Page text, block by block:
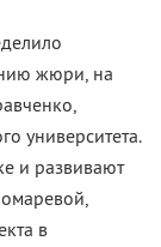
жюри, на
университета.
и развивают
в